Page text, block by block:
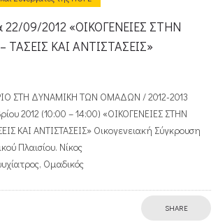
22/09/2012 «ΟΙΚΟΓΕΝΕΙΕΣ ΣΤΗΝ
ΤΑΣΕΙΣ ΚΑΙ ΑΝΤΙΣΤΑΣΕΙΣ»
ΣΤΗ ΔΥΝΑΜΙΚΗ ΤΩΝ ΟΜΑΔΩΝ / 2012-2013
2012 (10:00 – 14:00) «ΟΙΚΟΓΕΝΕΙΕΣ ΣΤΗΝ
ΚΑΙ ΑΝΤΙΣΤΑΣΕΙΣ» Οικογενειακή Σύγκρουση
Πλαισίου. Νίκος
Ομαδικός
SHARE